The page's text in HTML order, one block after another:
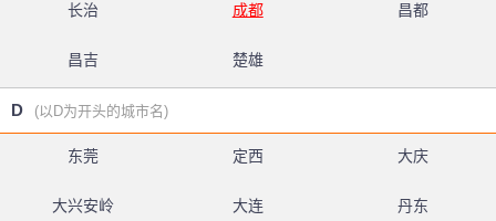
长治 成都 昌都
昌吉 楚雄
D (以D为开头的城市名)
东莞 定西 大庆
大兴安岭 大连 丹东